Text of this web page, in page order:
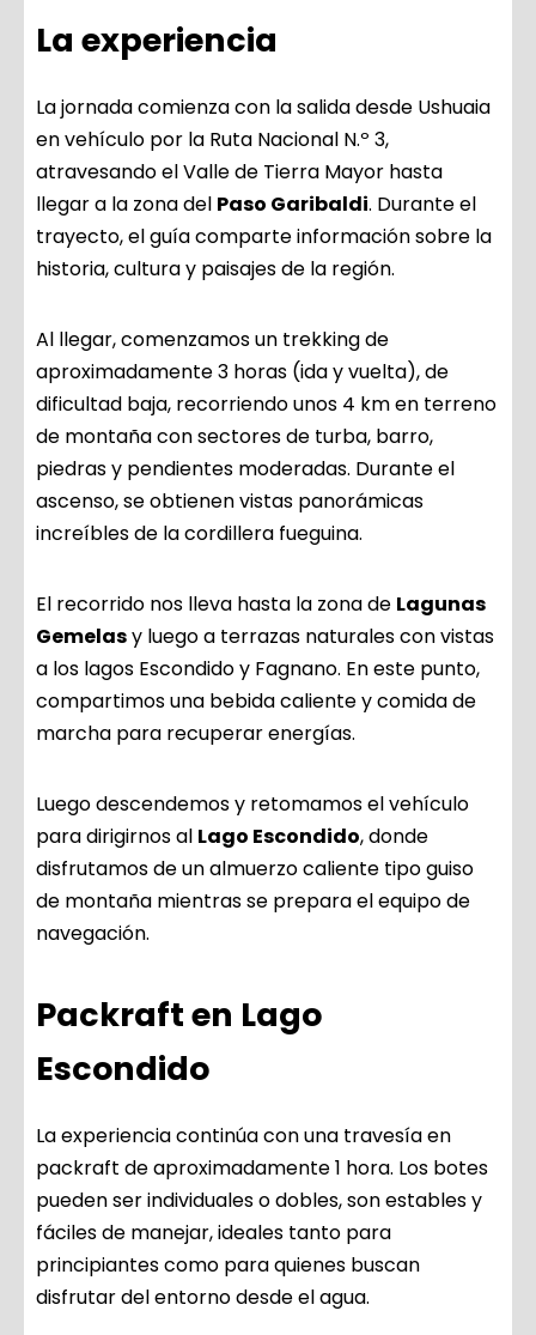
La experiencia
La jornada comienza con la salida desde Ushuaia
en vehículo por la Ruta Nacional N.º 3,
atravesando el Valle de Tierra Mayor hasta
llegar a la zona del Paso Garibaldi. Durante el
trayecto, el guía comparte información sobre la
historia, cultura y paisajes de la región.
Al llegar, comenzamos un trekking de
aproximadamente 3 horas (ida y vuelta), de
dificultad baja, recorriendo unos 4 km en terreno
de montaña con sectores de turba, barro,
piedras y pendientes moderadas. Durante el
ascenso, se obtienen vistas panorámicas
increíbles de la cordillera fueguina.
El recorrido nos lleva hasta la zona de Lagunas
Gemelasy luego a terrazas naturales con vistas
a los lagos Escondido y Fagnano. En este punto,
compartimos una bebida caliente y comida de
marcha para recuperar energías.
Luego descendemos y retomamos el vehículo
para dirigirnos al Lago Escondido, donde
disfrutamos de un almuerzo caliente tipo guiso
de montaña mientras se prepara el equipo de
navegación.
Packraft en Lago
Escondido
La experiencia continúa con una travesía en
packraft de aproximadamente 1 hora. Los botes
pueden ser individuales o dobles, son estables y
fáciles de manejar, ideales tanto para
principiantes como para quienes buscan
disfrutar del entorno desde el agua.